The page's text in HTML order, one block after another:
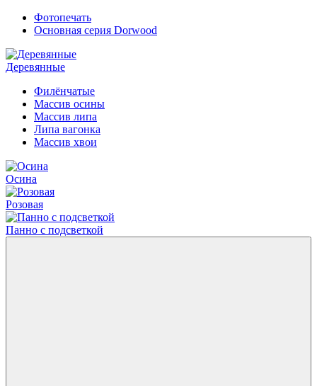
Фотопечать
Основная серия Dorwood
Деревянные
Филёнчатые
Массив осины
Массив липа
Липа вагонка
Массив хвои
Осина
Розовая
Панно с подсветкой